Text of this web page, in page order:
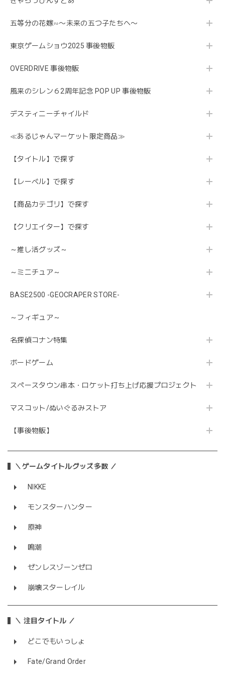
五等分の花嫁∽〜未来の五つ子たちへ〜
東京ゲームショウ2025 事後物販
OVERDRIVE 事後物販
風来のシレン６2周年記念 POP UP 事後物販
デスティニーチャイルド
≪あるじゃんマーケット限定商品≫
【タイトル】で探す
【レーベル】で探す
【商品カテゴリ】で探す
【クリエイター】で探す
～推し活グッズ～
～ミニチュア～
BASE2500 -GEOCRAPER STORE-
～フィギュア～
名探偵コナン特集
ボードゲーム
スペースタウン串本・ロケット打ち上げ応援プロジェクト
マスコット/ぬいぐるみストア
【事後物販】
＼ゲームタイトルグッズ多数 ／
NIKKE
モンスターハンター
原神
鳴潮
ゼンレスゾーンゼロ
崩壊スターレイル
＼ 注目タイトル ／
どこでもいっしょ
Fate/Grand Order